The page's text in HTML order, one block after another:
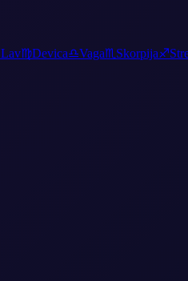
Lav♍Devica♎Vaga♏ Skorpija♐